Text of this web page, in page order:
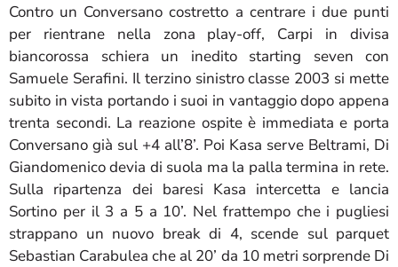
Contro un Conversano costretto a centrare i due punti
per rientrane nella zona play-off, Carpi in divisa
biancorossa schiera un inedito starting seven con
Samuele Serafini. Il terzino sinistro classe 2003 si mette
subito in vista portando i suoi in vantaggio dopo appena
trenta secondi. La reazione ospite è immediata e porta
Conversano già sul +4 all’8’. Poi Kasa serve Beltrami, Di
Giandomenico devia di suola ma la palla termina in rete.
Sulla ripartenza dei baresi Kasa intercetta e lancia
Sortino per il 3 a 5 a 10’. Nel frattempo che i pugliesi
strappano un nuovo break di 4, scende sul parquet
Sebastian Carabulea che al 20’ da 10 metri sorprende Di